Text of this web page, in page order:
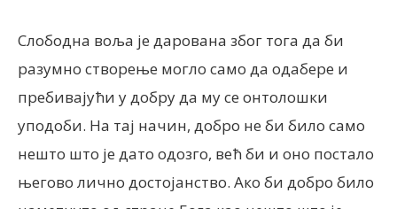
Слободна воља је дарована због тога да би
разумно створење могло само да одабере и
пребивајући у добру да му се онтолошки
уподоби. На тај начин, добро не би било само
нешто што је дато одозго, већ би и оно постало
његово лично достојанство. Ако би добро било